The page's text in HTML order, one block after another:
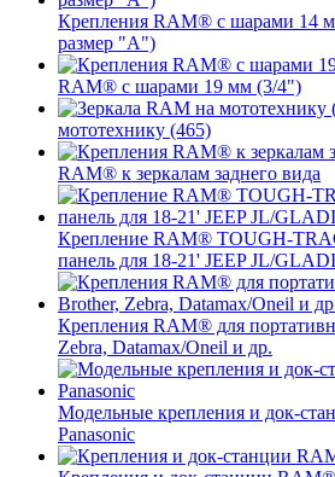
Крепления RAM® с шарами 14
размер "A")
RAM® с шарами 19 мм (3/4")
мототехнику (465)
RAM® к зеркалам заднего вида
Крепление RAM® TOUGH-
панель для 18-21' JEEP JL/
Крепления RAM® для
Zebra, Datamax/Oneil и др.
Модельные крепления и док-
Panasonic